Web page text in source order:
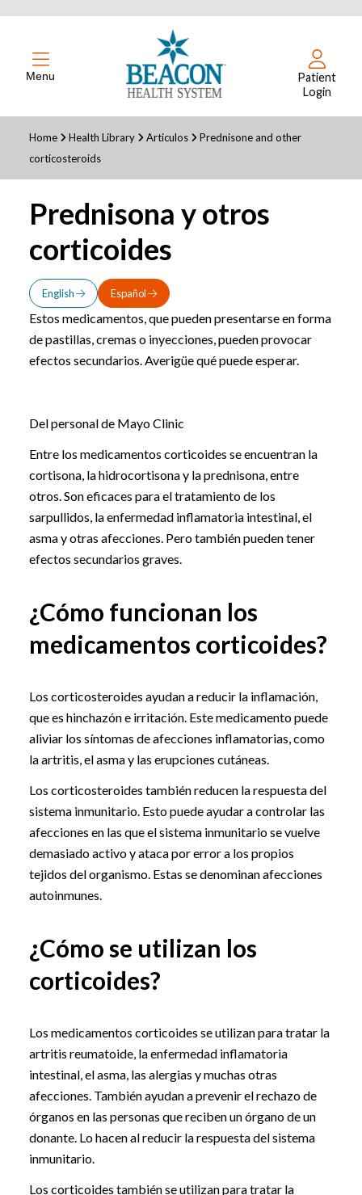
Menu
Patient
Login
Home Health Library Articulos
Prednisone and other
corticosteroids
Prednisona y otros
corticoides
English Español
Estos medicamentos, que pueden presentarse en forma
de pastillas, cremas o inyecciones, pueden provocar
efectos secundarios. Averigüe qué puede esperar.
Del personal de Mayo Clinic
Entre los medicamentos corticoides se encuentran la
cortisona, la hidrocortisona y la prednisona, entre
otros. Son eficaces para el tratamiento de los
sarpullidos, la enfermedad inflamatoria intestinal, el
asma y otras afecciones. Pero también pueden tener
efectos secundarios graves.
¿Cómo funcionan los
medicamentos corticoides?
Los corticosteroides ayudan a reducir la inflamación,
que es hinchazón e irritación. Este medicamento puede
aliviar los síntomas de afecciones inflamatorias, como
la artritis, el asma y las erupciones cutáneas.
Los corticosteroides también reducen la respuesta del
sistema inmunitario. Esto puede ayudar a controlar las
afecciones en las que el sistema inmunitario se vuelve
demasiado activo y ataca por error a los propios
tejidos del organismo. Estas se denominan afecciones
autoinmunes.
¿Cómo se utilizan los
corticoides?
Los medicamentos corticoides se utilizan para tratar la
artritis reumatoide, la enfermedad inflamatoria
intestinal, el asma, las alergias y muchas otras
afecciones. También ayudan a prevenir el rechazo de
órganos en las personas que reciben un órgano de un
donante. Lo hacen al reducir la respuesta del sistema
inmunitario.
Los corticoides también se utilizan para tratar la